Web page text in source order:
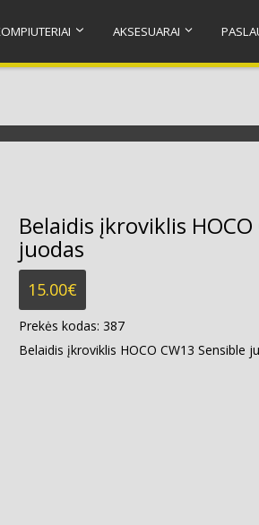
AKSESUARAI
Belaidis įkroviklis
juodas
15.00€
Prekės kodas: 387
Belaidis įkroviklis HOCO CW13 Sensible